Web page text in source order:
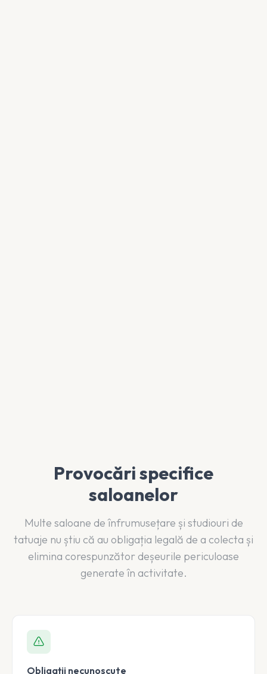
Provocări specifice
saloanelor
Multe saloane de înfrumusețare și studiouri de
tatuaje nu știu că au obligația legală de a colecta și
elimina corespunzător deșeurile periculoase
generate în activitate.
Obligații necunoscute